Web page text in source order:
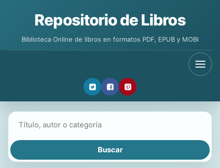
Repositorio de Libros
Biblioteca Online de libros en formatos PDF, EPUB y MOBI